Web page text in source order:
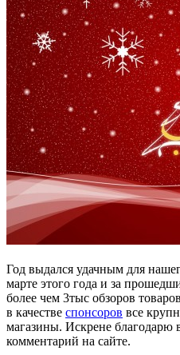
Год выдался удачным для
марте этого года и за
более чем 3тыс обзоров
в качестве спонсоров все
магазины. Искрене благодарю
комментарий на сайте.